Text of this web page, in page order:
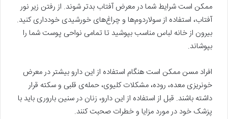
ممکن است شرایط شما در معرض آفتاب بدتر شوند. از رفتن زیر نور
آفتاب، استفاده از سولاردوم‌ها و چراغ‌های خورشیدی خودداری کنید.
بیرون از خانه لباس مناسب بپوشید تا تمامی نواحی پوست شما را
بپوشاند.
افراد مسن ممکن است هنگام استفاده از این دارو بیشتر در معرض
خونریزی معده، روده، مشکلات کلیوی، حمله‌ی قلبی و سکته قرار
داشته باشند. قبل از استفاده از این دارو، زنان در سنین باروری باید با
پزشک خود در مورد مزایا و خطرات صحبت کنند.